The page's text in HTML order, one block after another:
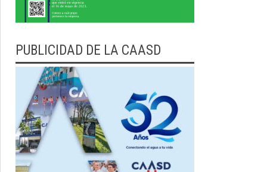
PUBLICIDAD DE LA CAASD